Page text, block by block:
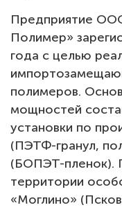
Предприятие
Полимер»
года с целью
полимеров.
мощностей
установки по
(ПЭТФ-гранул,
(БОПЭТ-пленок).
территории
«Моглино»